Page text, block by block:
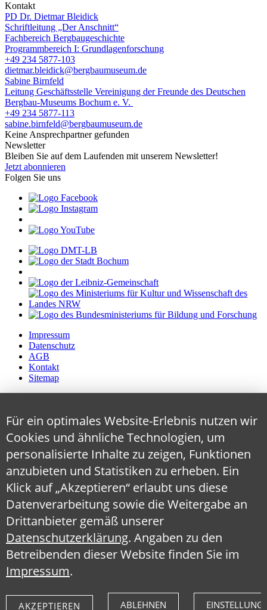
Kontakt
PD Dr. Dietmar Bleidick
Schriftleitung „Der Anschnitt“
Fachbereich Bergbaugeschichte
Programmbereich I: Grundlagenforschung
+49 234 5877-103
dietmar.bleidick@bergbaumuseum.de
Sabine Birnfeld
Leitung Geschäftsstelle Vereinigung der Freunde des Deutschen
Bergbau-Museums Bochum e. V.
+49 234 5877-113
sabine.birnfeld@bergbaumuseum.de
Keine Ansprechpartner gefunden
Newsletter
Bleiben Sie auf dem Laufenden mit unserem Newsletter!
Jetzt abonnieren
Folgen Sie uns
Impressum
Datenschutz
AGB
Kontakt
Sitemap
Für ein optimales Website-Erlebnis nutzen wir
Cookies und ähnliche Technologien, um
personalisierte Inhalte zu zeigen, Funktionen
anzubieten und Statistiken zu erheben. Ein
Klick auf „Akzeptieren“ erlaubt uns diese
Datenverarbeitung sowie die Weitergabe an
Drittanbieter gemäß unserer
Datenschutzerklärung. Angaben zu den
Betreibenden dieser Website finden Sie im
Impressum.
ABLEHNEN
AKZEPTIEREN